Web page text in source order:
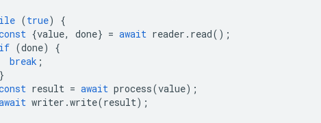
(true)
{
{value, done} = await reader . read();
if (done)
{
break ;
}
result = await process(value);
writer .write(result);